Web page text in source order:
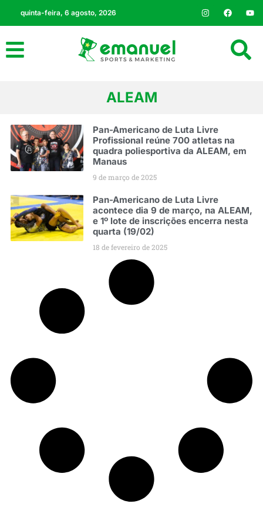
quinta-feira, 6 agosto, 2026
ALEAM
Pan-Americano de Luta Livre
Profissional reúne 700 atletas na
quadra poliesportiva da ALEAM, em
Manaus
9 de março de 2025
Pan-Americano de Luta Livre
acontece dia 9 de março, na ALEAM,
e 1º lote de inscrições encerra nesta
quarta (19/02)
18 de fevereiro de 2025